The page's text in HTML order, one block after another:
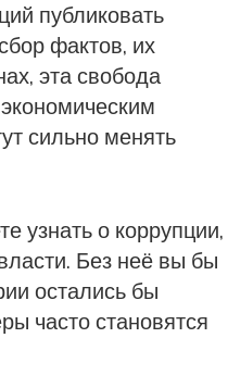
публиковать
фактов, их
эта свобода
сильно менять
узнать о коррупции,
Без неё вы бы
остались бы
часто становятся